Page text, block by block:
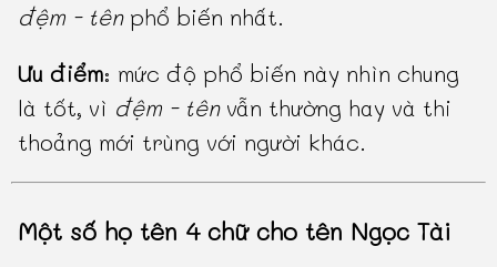
đệm - tênphổ biến nhất.
Ưu điểm: mức độ phổ biến này nhìn chung
là tốt, vì đệm - tênvẫn thường hay và thi
thoảng mới trùng với người khác.
Một số họ tên 4 chữ cho tên Ngọc Tài